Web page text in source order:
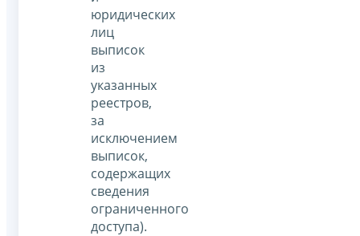
юридических
лиц
выписок
из
указанных
реестров,
за
исключением
выписок,
содержащих
сведения
ограниченного
доступа).